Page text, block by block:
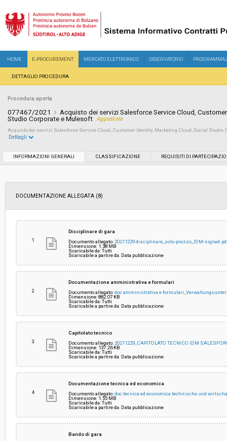
HOME E-PROCUREMENT MERCATO ELETTRONICO OSSERVATORIO
DETTAGLIO PROCEDURA
Procedura aperta
077467/2021
Acquisto dei servizi Salesforce Service Cloud,
Studio Corporate e Mulesoft
Aggiudicata
Acquisto dei servizi Salesforce Service Cloud, Customer Identity, Marketing Cloud, Social Studio
Servizi sociali:
Scelta del contraente:
Valore stimato della procedura: € 620.000,00
Responsabile unico del procedimento: Verena Exenberger
Dettagli
INFORMAZIONI GENERALI CLASSIFICAZIONE REQUISITI DI
DOCUMENTAZIONE ALLEGATA (8)
1
Disciplinare di gara
Documento allegato:20211229 disciplinare_solo-prezzo_IDM-
Dimensione: 1.38 MB
Scaricabile da: Tutti
Scaricabile a partire da: Data pubblicazione
2
Documentazione amministrativa e formulari
Documento allegato:doc amministrativa e
Dimensione: 882.07 KB
Scaricabile da: Tutti
Scaricabile a partire da: Data pubblicazione
3
Capitolato tecnico
Documento allegato:20211229_CAPITOLATO TECNICO IDM
Dimensione: 137.26 KB
Scaricabile da: Tutti
Scaricabile a partire da: Data pubblicazione
4
Documentazione tecnica ed economica
Documento allegato:doc tecnica ed economica technische und
Dimensione: 1.55 MB
Scaricabile da: Tutti
Scaricabile a partire da: Data pubblicazione
Bando di gara